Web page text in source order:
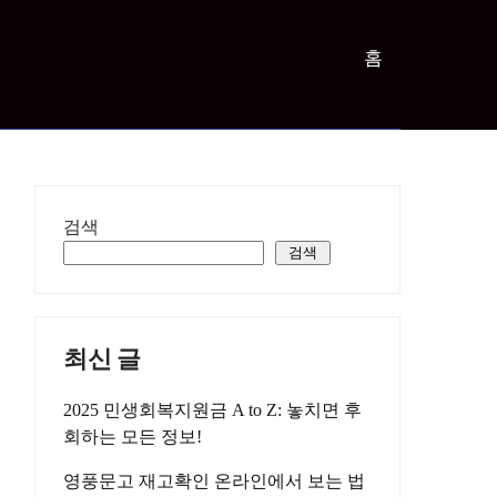
홈
검색
검색
최신 글
2025 민생회복지원금 A to Z: 놓치면 후
회하는 모든 정보!
영풍문고 재고확인 온라인에서 보는 법